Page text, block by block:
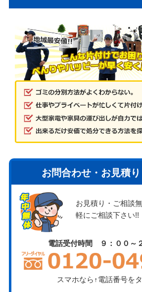
お問合わせ・お見積
お見積り・ご相談
軽にご相談下さい!!
電話受付時間 ９：００～
スマホなら↑電話番号を